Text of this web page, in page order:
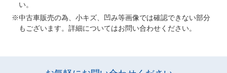
い。
中古車販売の為、小キズ、凹み等画像では確認できない部分
もございます。詳細についてはお問い合わせください。